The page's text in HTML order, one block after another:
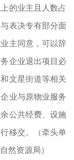
的业主且人数占
表决专有部分面
主同意，可以辞
企业退出项目必
文星街道等相关
业与原物业服务
公共经费、设施
移交。（牵头单
然资源局）